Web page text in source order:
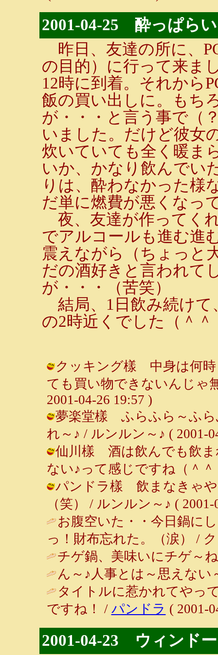
2001-04-25 酔っぱら
昨日、友達の所に、
の目的）に行って来ま
12時に到着。それから
飯の買い出しに。もち
が・・・と言う事で（
いました。だけど彼女
炊いていても全く暖ま
いか、かなり飲んでい
りは、酔わなかった様
だ単に燃費が悪くなっ
夜、友達が作ってく
でアルコールも進む進
震えながら（ちょっと
だの酒好きと言われて
が・・・（苦笑）
結局、1日飲み続けて
の2時近くでした（＾＾
クッキング樣 中身は何時
ても買い物できないんじゃ
2001-04-26 19:57 )
夢楽堂樣 ふらふら～ふ
れ～♪ / ルンルン～♪ ( 2001-
仙川樣 酒は飲んでも飲ま
ない♪って感じですね（＾＾
パンドラ樣 飲まなきゃ
（笑） / ルンルン～♪ ( 2001-
お腹空いた・・今日鍋に
っ！財布忘れた。（涙） /
チゲ鍋、美味いにチゲ～
ん～♪人事とは～思えない
タイトルに惹かれてやっ
ですね！ / パンドラ ( 2001-
2001-04-23 ウィンド